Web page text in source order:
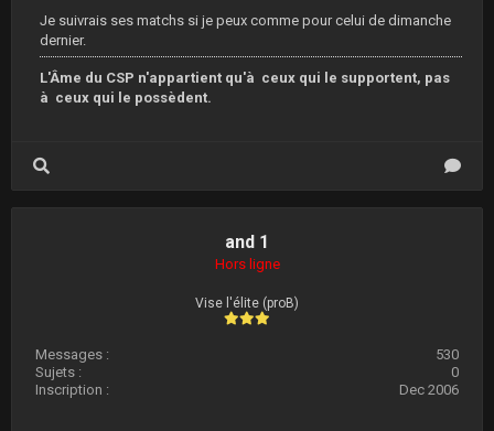
Je suivrais ses matchs si je peux comme pour celui de dimanche
dernier.
L'Âme du CSP n'appartient qu'à ceux qui le supportent, pas
à ceux qui le possèdent.
and 1
Hors ligne
Vise l'élite (proB)
Messages :
530
Sujets :
0
Inscription :
Dec 2006